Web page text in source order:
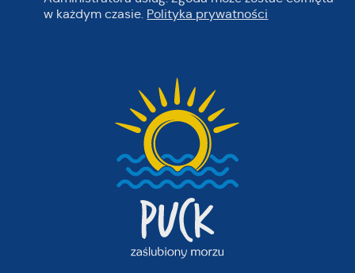
w każdym czasie. Polityka prywatności